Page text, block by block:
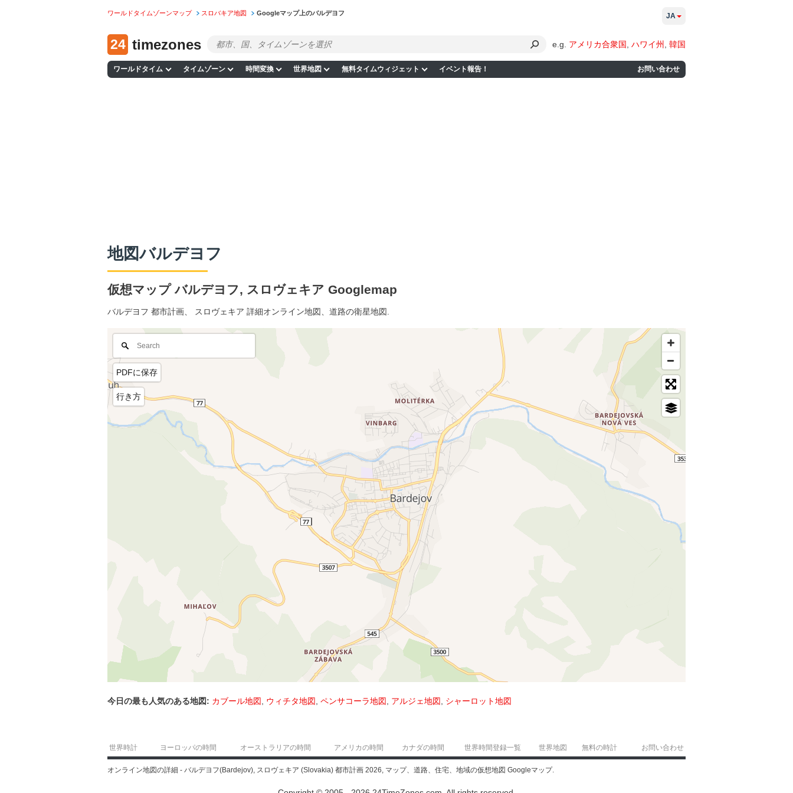
ワールドタイムゾーンマップ スロバキア地図 Googleマップ上のバルデヨフ
24 timezones e.g. アメリカ合衆国 ハワイ州 韓国
ワールドタイム タイムゾーン 時間変換 世界地図 無料タイムウィジェット イベント報告！ お問い合わせ
JA
地図バルデヨフ
仮想マップ バルデヨフ, スロヴェキア Googlemap
バルデヨフ 都市計画、 スロヴェキア 詳細オンライン地図、道路の衛星地図.
PDFに保存
行き方
今日の最も人気のある地図: カブール地図 ウィチタ地図 ペンサコーラ地図 アルジェ地図 シャーロット地図
世界時計 ヨーロッパの時間 オーストラリアの時間 アメリカの時間 カナダの時間 世界時間登録一覧 世界地図 無料の時計 お問い合わせ
オンライン地図の詳細 - バルデヨフ(Bardejov), スロヴェキア (Slovakia) 都市計画 2026, マップ、道路、住宅、地域の仮想地図 Googleマップ.